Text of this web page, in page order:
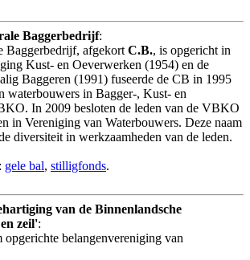
Baggerbedrijf:
Baggerbedrijf, afgekort C.B., is opgericht in
Kust- en Oeverwerken (1954) en de
Baggeren (1991) fuseerde de CB in 1995
waterbouwers in Bagger-, Kust- en
In 2009 besloten de leden van de VBKO
in Vereniging van Waterbouwers. Deze naam
diversiteit in werkzaamheden van de leden.
gele bal, stilligfonds.
van de Binnenlandsche
zeil':
opgerichte belangenvereniging van